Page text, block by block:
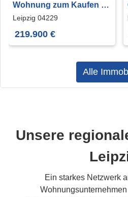
Wohnung zum Kaufen in
Leipzig 219.900 € 56.6 m²
Leipzig 04229
219.900 €
Alle
Unsere
Ein starkes Netzwerk